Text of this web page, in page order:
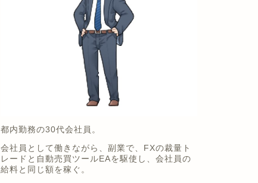
都内勤務の30代会社員。
会社員として働きながら、副業で、FXの裁量ト
レードと自動売買ツールEAを駆使し、会社員の
給料と同じ額を稼ぐ。